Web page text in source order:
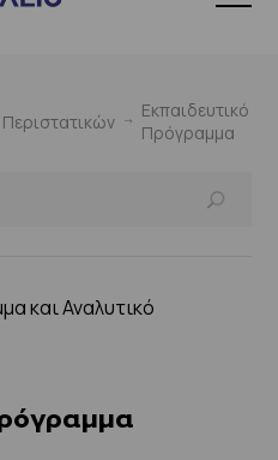
Εκπαιδευτικό
Πρόγραμμα
και Αναλυτικό